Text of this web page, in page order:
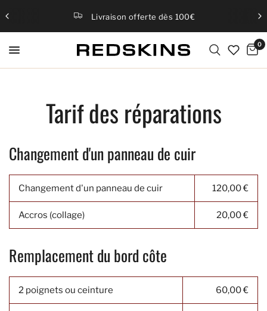
Livraison offerte dès 100€
0
Tarif des réparations
Changement d'un panneau de cuir
Changement d'un panneau de cuir 120,00 €
Accros (collage) 20,00 €
Remplacement du bord côte
2 poignets ou ceinture 60,00 €